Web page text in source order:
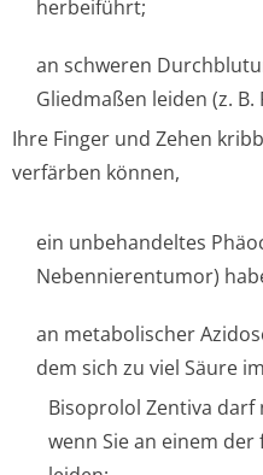
herbeiführt;
an schweren
Gliedmaßen leiden (z.
Ihre Finger und Zehen
verfärben können,
ein unbehandeltes
Nebennierentu­mor)
an metabolischer
dem sich zu viel Säure
Bisoprolol Zentiva
wenn Sie an einem